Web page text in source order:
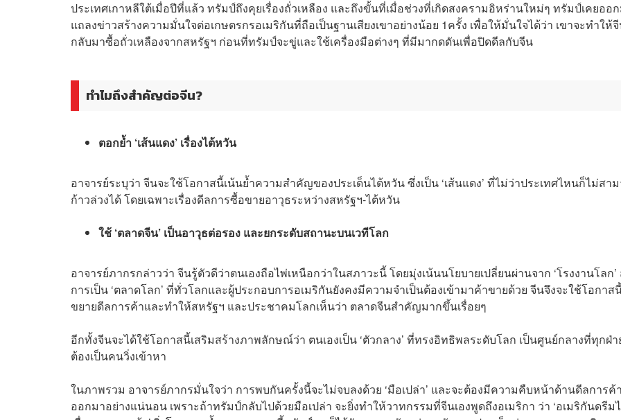
ประเทศเกาหลีใต้เมื่อปีที่แล้ว ทรัมป์ถึงคุยเรื่องถั่วเหลือง และถึงขั้นที่เมื่อช่วงที่เกิดสงครามอิหร่านใหม่ๆ ทรัมป์เคยออ
แถลงข่าวสร้างความมั่นใจต่อเกษตรกรอเมริกันที่ถือเป็นฐานเสียงเขาอย่างน้อย 1ครั้ง เพื่อให้มั่นใจได้ว่า เขาจะทำให้
กลับมาซื้อถั่วเหลืองจากสหรัฐฯ ก่อนที่ทรัมป์จะขู่และใช้เครื่องมือต่างๆ ที่มีมากดดันเพื่อปิดดีลกับจีน
ทำไมถึงสำคัญต่อจีน?
ตอกย้ำ ‘เส้นแดง’ เรื่องไต้หวัน
อาจารย์ระบุว่า จีนจะใช้โอกาสนี้เน้นย้ำความสำคัญของประเด็นไต้หวัน ซึ่งเป็น ‘เส้นแดง’ ที่ไม่ว่าประเทศไหนก็ไม่สา
ก้าวล่วงได้ โดยเฉพาะเรื่องดีลการซื้อขายอาวุธระหว่างสหรัฐฯ-ไต้หวัน
ใช้ ‘ตลาดจีน’ เป็นอาวุธต่อรอง และยกระดับสถานะบนเวทีโลก
อาจารย์ภากรกล่าวว่า จีนรู้ตัวดีว่าตนเองถือไพ่เหนือกว่าในสภาวะนี้ โดยมุ่งเน้นนโยบายเปลี่ยนผ่านจาก ‘โรงงานโลก’
การเป็น ‘ตลาดโลก’ ที่ทั่วโลกและผู้ประกอบการอเมริกันยังคงมีความจำเป็นต้องเข้ามาค้าขายด้วย จีนจึงจะใช้โอกาส
ขยายดีลการค้าและทำให้สหรัฐฯ และประชาคมโลกเห็นว่า ตลาดจีนสำคัญมากขึ้นเรื่อยๆ
อีกทั้งจีนจะได้ใช้โอกาสนี้เสริมสร้างภาพลักษณ์ว่า ตนเองเป็น ‘ตัวกลาง’ ที่ทรงอิทธิพลระดับโลก เป็นศูนย์กลางที่ทุกฝ่า
ต้องเป็นคนวิ่งเข้าหา
ในภาพรวม อาจารย์ภากรมั่นใจว่า การพบกันครั้งนี้จะไม่จบลงด้วย ‘มือเปล่า’ และจะต้องมีความคืบหน้าด้านดีลการค้
ออกมาอย่างแน่นอน เพราะถ้าทรัมป์กลับไปด้วยมือเปล่า จะยิ่งทำให้วาทกรรมที่จีนเองพูดถึงอเมริกา ว่า ‘อเมริกันดรีม